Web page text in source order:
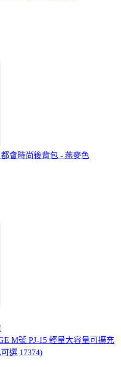
都會時尚後背包 - 燕麥色
M號 PJ-15 輕量大容量可擴充
選 17374)